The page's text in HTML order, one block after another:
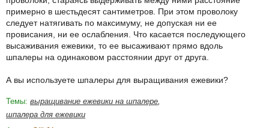
примерно в шестьдесят сантиметров. При этом проволоку
следует натягивать по максимуму, не допуская ни ее
провисания, ни ее ослабления. Что касается последующего
высаживания ежевики, то ее высаживают прямо вдоль
шпалеры на одинаковом расстоянии друг от друга.
А вы используете шпалеры для выращивания ежевики?
Темы: выращивание ежевики на шпалере,
шпалера для ежевики